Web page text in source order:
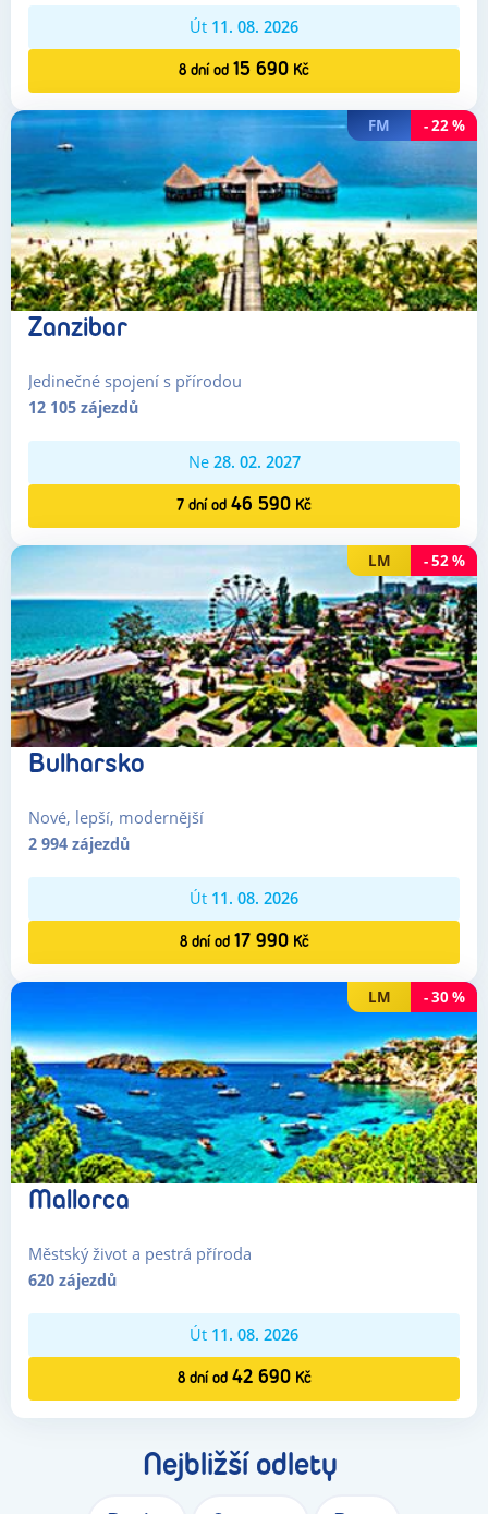
Út 11. 08. 2026
8 dníod 15 690 Kč
FM -22%
Zanzibar
Jedinečné spojení s přírodou
12 105zájezdů
Ne 28. 02. 2027
7 dníod 46 590 Kč
LM -52%
Bulharsko
Nové, lepší, modernější
2 994zájezdů
Út 11. 08. 2026
8 dníod 17 990 Kč
LM -30 %
Mallorca
Městský život a pestrá příroda
620zájezdů
Út 11. 08. 2026
8 dníod 42 690 Kč
Nejbližší odlety